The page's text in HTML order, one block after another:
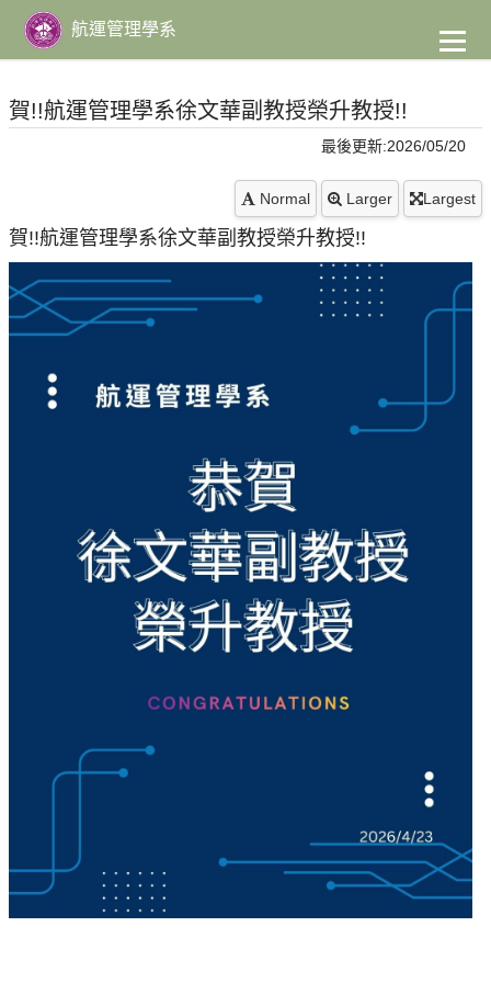
主
要
航運管理學系
賀!!航運管理學系徐文華副教授榮升教授!!
最後更新:2026/05/20
Normal Larger Largest
賀!!航運管理學系徐文華副教授榮升教授!!